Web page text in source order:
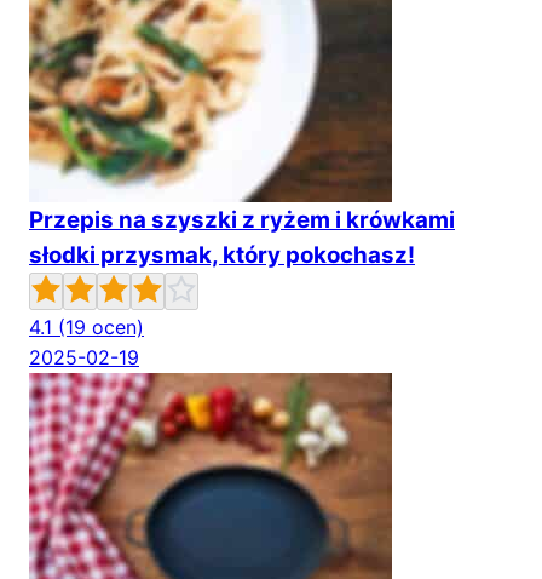
Przepis na szyszki z ryżem i krówkami
słodki przysmak, który pokochasz!
4.1 (19 ocen)
2025-02-19